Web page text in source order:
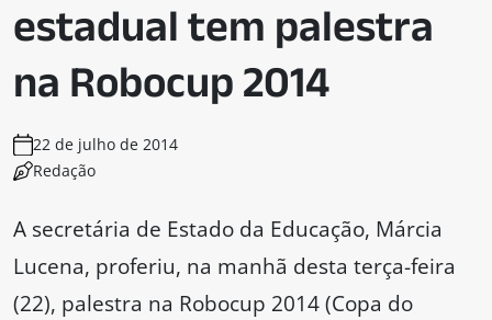
estadual tem palestra
na Robocup 2014
22 de julho de 2014
Redação
A secretária de Estado da Educação, Márcia
Lucena, proferiu, na manhã desta terça-feira
(22), palestra na Robocup 2014 (Copa do